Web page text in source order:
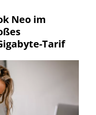
Neo im
Tarif